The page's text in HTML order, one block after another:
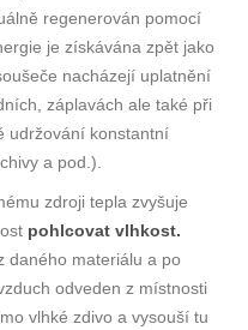
regenerován pomocí
je získávána zpět jako
nacházejí uplatnění
záplavách ale také při
udržování konstantní
a pod.).
zdroji tepla zvyšuje
pohlcovat vlhkost.
daného materiálu a po
odveden z místnosti
vlhké zdivo a vysouší tu